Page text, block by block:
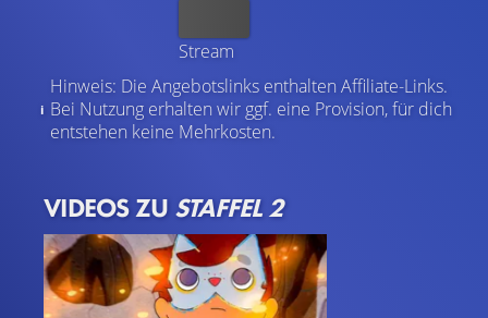
Stream
Hinweis: Die Angebotslinks enthalten Affiliate-Links.
Bei Nutzung erhalten wir ggf. eine Provision, für dich
entstehen keine Mehrkosten.
VIDEOS ZU STAFFEL 2